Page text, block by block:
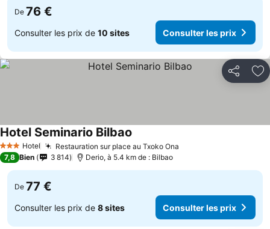
De 76 €
Consulter les prix de 10 sites Consulter les prix
Partager
3 ÉtoilesHotel Restauration sur place au Txoko Ona
Hotel Seminario Bilbao
7,8 Bien 3 814 Derio, à 5.4 km de : Bilbao
De 77 €
Consulter les prix de 8 sites Consulter les prix